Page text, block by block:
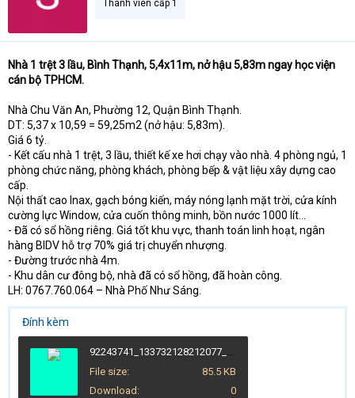
Thành viên cấp 1
Nhà 1 trệt 3 lầu, Bình Thạnh, 5,4x11m, nở hậu 5,83m ngay học viện
cán bộ TPHCM.
Nhà Chu Văn An, Phường 12, Quận Bình Thạnh.
DT: 5,37 x 10,59 = 59,25m2 (nở hậu: 5,83m).
Giá 6 tỷ.
- Kết cấu nhà 1 trệt, 3 lầu, thiết kế xe hơi chạy vào nhà. 4 phòng ngủ, 1
phòng chức năng, phòng khách, phòng bếp & vật liệu xây dựng cao
cấp.
Nội thất cao Inax, gạch bóng kiến, máy nóng lạnh mặt trời, cửa kính
cường lực Window, cửa cuốn thông minh, bồn nước 1000 lít...
- Đã có sổ hồng riêng. Giá tốt khu vực, thanh toán linh hoạt, ngân
hàng BIDV hỗ trợ 70% giá trị chuyển nhượng.
- Đường trước nhà 4m.
- Khu dân cư đông bộ, nhà đã có sổ hồng, đã hoàn công.
LH: 0767.760.064 – Nhà Phố Như Sáng.
Đính kèm
92243741_133732128212077_6155912784962912256_o.jpg
File size
85.5 KB
Download
0